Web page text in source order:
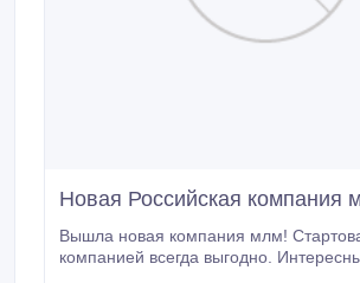
Новая Российская компания
Вышла новая компания млм!
компанией всегда выгодно.